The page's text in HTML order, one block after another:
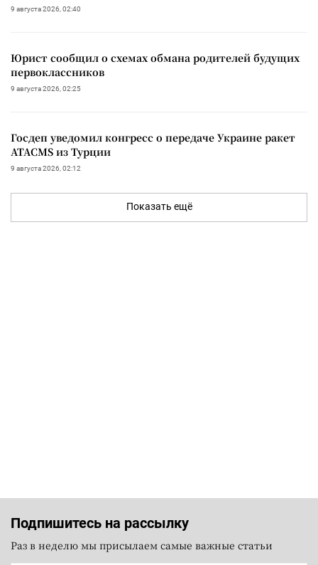
9 августа 2026, 02:40
Юрист сообщил о схемах обмана родителей будущих
первоклассников
9 августа 2026, 02:25
Госдеп уведомил конгресс о передаче Украине ракет
ATACMS из Турции
9 августа 2026, 02:12
Показать ещё
Подпишитесь на рассылку
Раз в неделю мы присылаем самые важные статьи